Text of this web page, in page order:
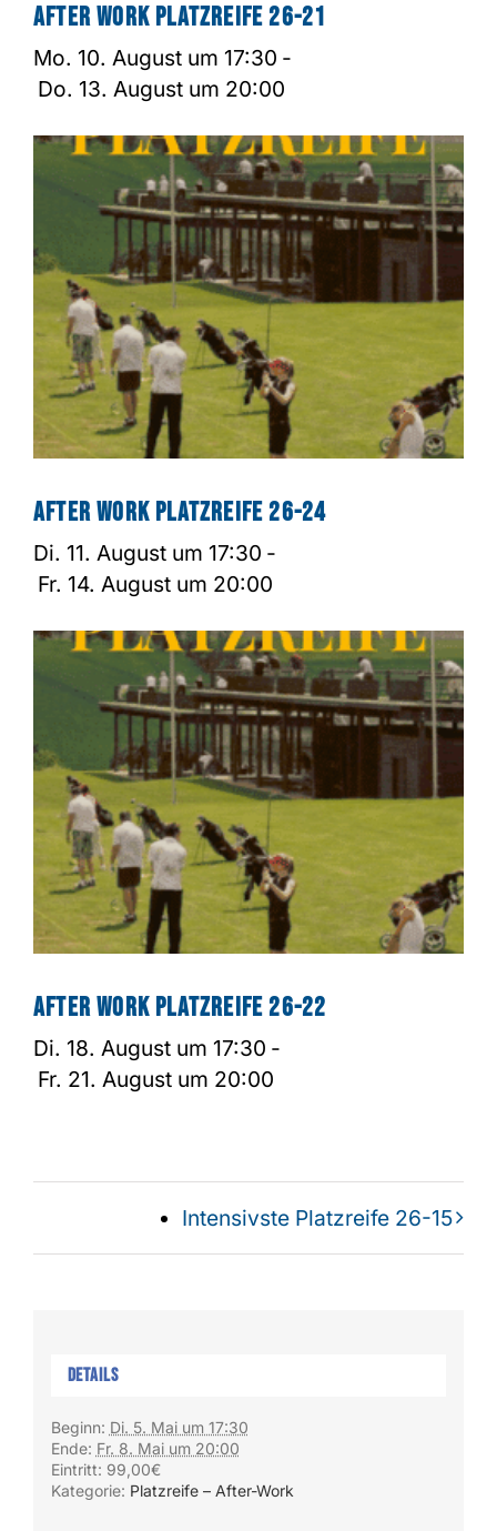
After Work Platzreife 26-21
Mo. 10. August um 17:30 -
Do. 13. August um 20:00
After Work Platzreife 26-24
Di. 11. August um 17:30 -
Fr. 14. August um 20:00
After Work Platzreife 26-22
Di. 18. August um 17:30 -
Fr. 21. August um 20:00
Intensivste Platzreife 26-15
Details
Beginn: Di. 5. Mai um 17:30
Ende: Fr. 8. Mai um 20:00
Eintritt: 99,00€
Kategorie: Platzreife – After-Work